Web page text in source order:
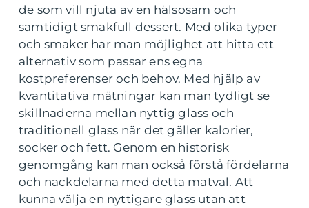
de som vill njuta av en hälsosam och
samtidigt smakfull dessert. Med olika typer
och smaker har man möjlighet att hitta ett
alternativ som passar ens egna
kostpreferenser och behov. Med hjälp av
kvantitativa mätningar kan man tydligt se
skillnaderna mellan nyttig glass och
traditionell glass när det gäller kalorier,
socker och fett. Genom en historisk
genomgång kan man också förstå fördelarna
och nackdelarna med detta matval. Att
kunna välja en nyttigare glass utan att